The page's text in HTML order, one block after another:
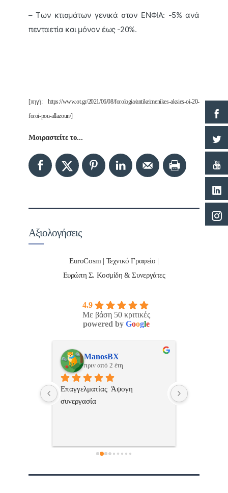
– Των κτισμάτων γενικά στον ΕΝΦΙΑ: -5% ανά
πενταετία και μόνον έως -20%.
[πηγή: https://www.ot.gr/2021/06/08/forologia/antikeimenikes-aksies-oi-20-
foroi-pou-allazoun/]
Μοιραστείτε το...
Αξιολογήσεις
EuroCosm | Τεχνικό Γραφείο |
Ευρώπη Σ. Κοσμίδη & Συνεργάτες
4.9
Με βάση 50 κριτικές
powered by Google
Νικος Σταυριανος
πριν από 2 έτη
Εξυπηρετική, γρήγορη, και σωστή
επαγγελματιαςΕυχαριστώ πολύ